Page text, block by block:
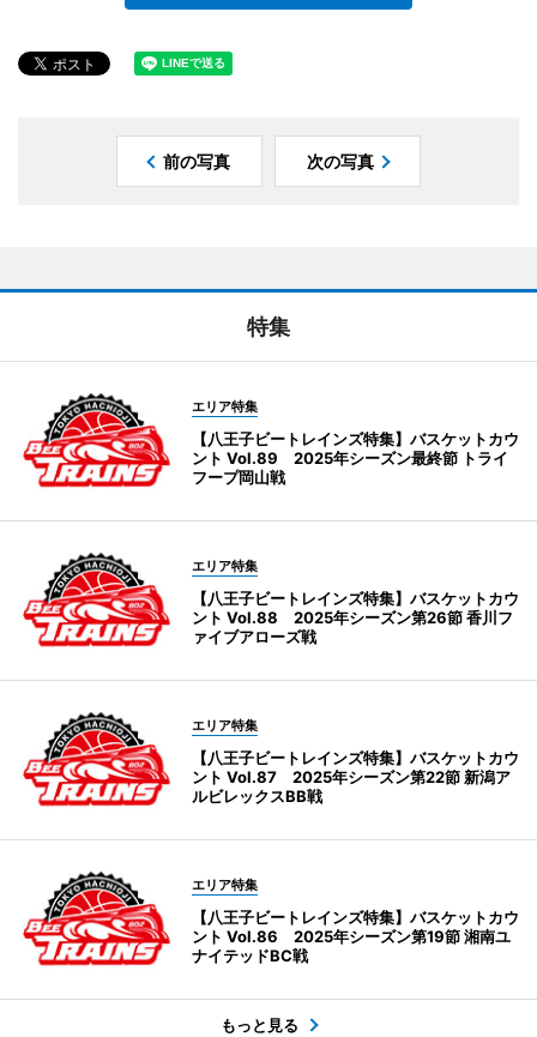
前の写真 次の写真
特集
エリア特集
【八王子ビートレインズ特集】バスケットカウ
ント Vol.89 2025年シーズン最終節 トライ
フープ岡山戦
エリア特集
【八王子ビートレインズ特集】バスケットカウ
ント Vol.88 2025年シーズン第26節 香川フ
ァイブアローズ戦
エリア特集
【八王子ビートレインズ特集】バスケットカウ
ント Vol.87 2025年シーズン第22節 新潟ア
ルビレックスBB戦
エリア特集
【八王子ビートレインズ特集】バスケットカウ
ント Vol.86 2025年シーズン第19節 湘南ユ
ナイテッドBC戦
もっと見る